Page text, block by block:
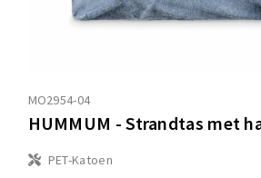
MO2954-04
HUMMUM - Strandtas met
PET-Katoen